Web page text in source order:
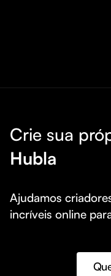
Crie sua
Hubla
Ajudamos
incríveis online